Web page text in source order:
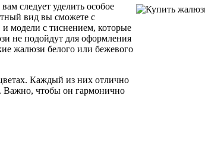
следует уделить особое
вид вы сможете с
модели с тиснением, которые
не подойдут для оформления
жалюзи белого или бежевого
Каждый из них отлично
Важно, чтобы он гармонично